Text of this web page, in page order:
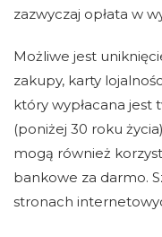
zazwyczaj opłata w
Możliwe jest
zakupy, karty
który wypłacana jest
(poniżej 30 roku
mogą również
bankowe za darmo.
stronach